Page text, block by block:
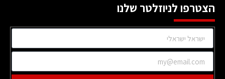
הצטרפו לניוזלטר שלנו